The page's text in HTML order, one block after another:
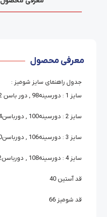
معرفی محصول
جدول راهنمای سایز شومیز :
سایز 1 : دورسینه98 , دور باسن 102 , دور بازو 34
سایز 2 : دورسینه100 , دورباسن104 , دوربازو36
سایز 3 : دورسینه106 , دورباسن110 , دوربازو 38
سایز 4 : دورسینه108 , دورباسن112 , دوربازو39
قد آستین 40
قد شومیز 66